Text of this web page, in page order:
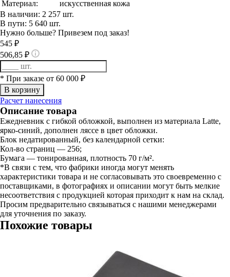
Материал:
искусственная кожа
В наличии: 2 257 шт.
В пути: 5 640 шт.
Нужно больше? Привезем под заказ!
545 ₽
506,85 ₽
* При заказе от 60 000 ₽
Расчет нанесения
Описание товара
Ежедневник с гибкой обложкой, выполнен из материала Latte,
ярко-синий, дополнен ляссе в цвет обложки.
Блок недатированный, без календарной сетки:
Кол-во страниц — 256;
Бумага — тонированная, плотность 70 г/м².
*В связи с тем, что фабрики иногда могут менять
характеристики товара и не согласовывать это своевременно с
поставщиками, в фотографиях и описании могут быть мелкие
несоответствия с продукцией которая приходит к нам на склад.
Просим предварительно связываться с нашими менеджерами
для уточнения по заказу.
Похожие товары